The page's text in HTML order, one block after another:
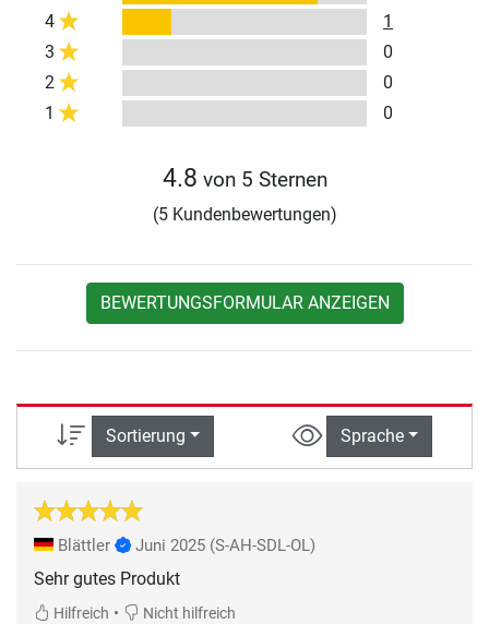
4
1
3
0
2
0
1
0
4.8 von 5 Sternen
(5 Kundenbewertungen)
BEWERTUNGSFORMULAR ANZEIGEN
Sortierung Sprache
Blättler Juni 2025 (S-AH-SDL-OL)
Sehr gutes Produkt
Hilfreich • Nicht hilfreich